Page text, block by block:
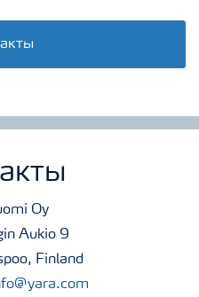
Oy
Aukio 9
Finland